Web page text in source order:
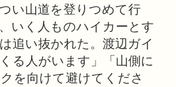
い山道を登りつめて行
いく人ものハイカーとす
追い抜かれた。渡辺ガイ
る人がいます」「山側に
を向けて避けてくださ